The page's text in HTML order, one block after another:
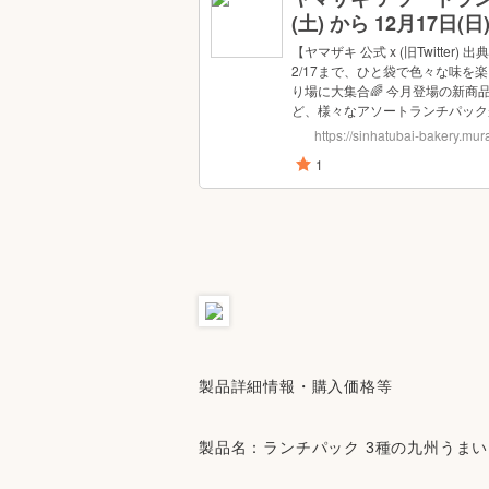
製品詳細情報・購入価格等
製品名：ランチパック 3種の九州うま